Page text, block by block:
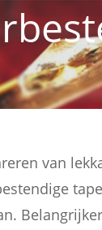
van